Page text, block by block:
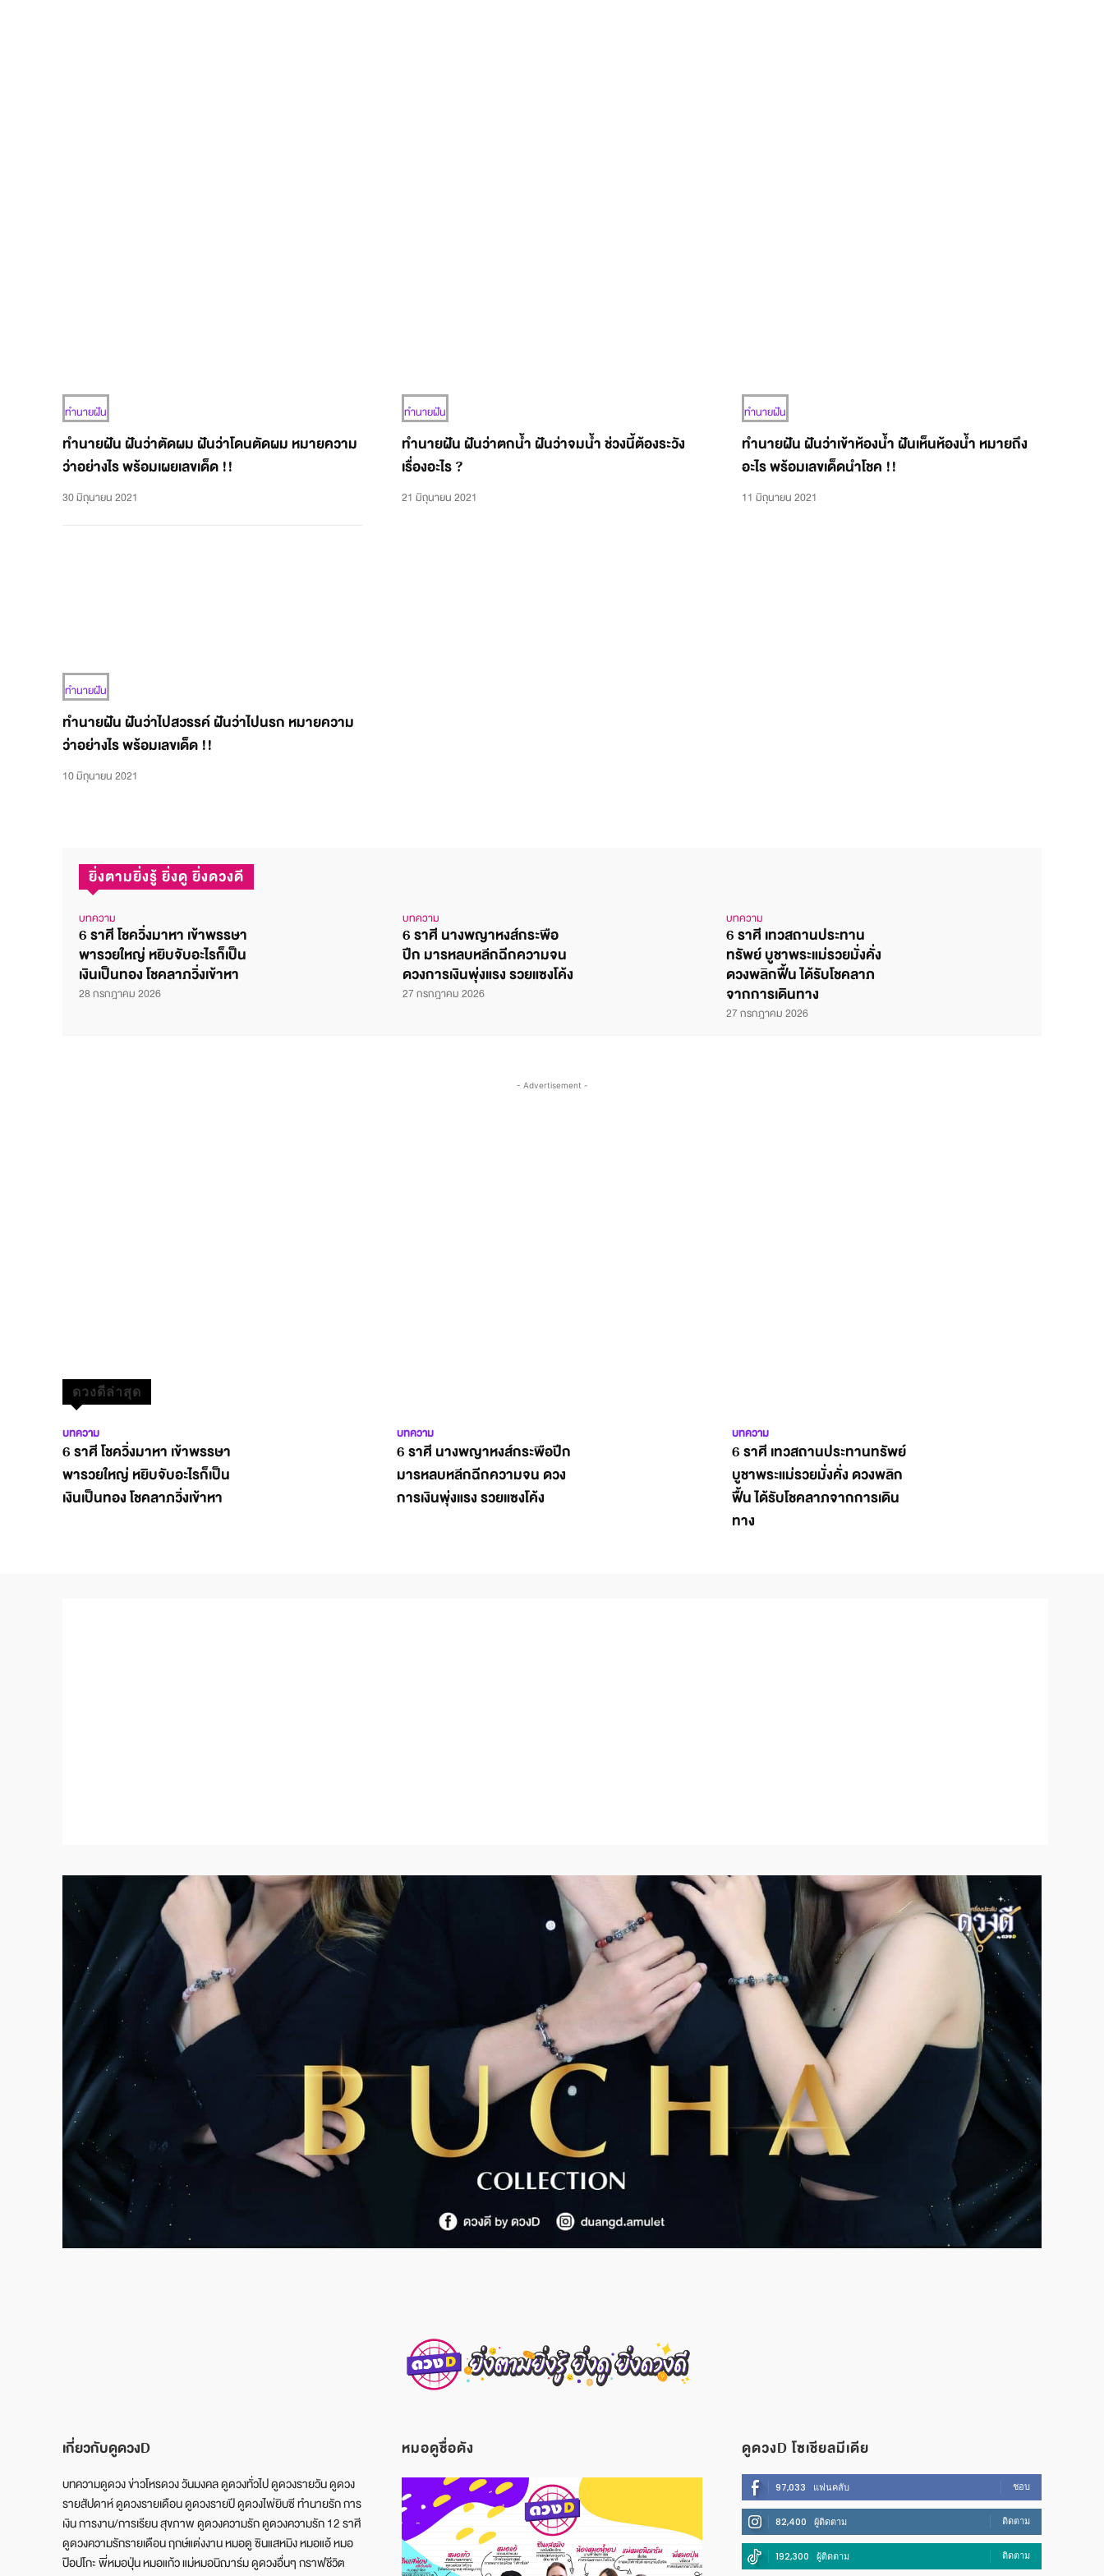
ทำนายฝัน
ทำนายฝัน ฝันว่าตัดผม ฝันว่าโดนตัดผม หมายความ
ว่าอย่างไร พร้อมเผยเลขเด็ด !!
30 มิถุนายน 2021
ทำนายฝัน
ทำนายฝัน ฝันว่าตกน้ำ ฝันว่าจมน้ำ ช่วงนี้ต้องระวัง
เรื่องอะไร ?
21 มิถุนายน 2021
ทำนายฝัน
ทำนายฝัน ฝันว่าเข้าห้องน้ำ ฝันเห็นห้องน้ำ หมายถึง
อะไร พร้อมเลขเด็ดนำโชค !!
11 มิถุนายน 2021
ทำนายฝัน
ทำนายฝัน ฝันว่าไปสวรรค์ ฝันว่าไปนรก หมายความ
ว่าอย่างไร พร้อมเลขเด็ด !!
10 มิถุนายน 2021
ยิ่งตามยิ่งรู้ ยิ่งดู ยิ่งดวงดี
บทความ
6 ราศี โชควิ่งมาหา เข้าพรรษา
พารวยใหญ่ หยิบจับอะไรก็เป็น
เงินเป็นทอง โชคลาภวิ่งเข้าหา
28 กรกฎาคม 2026
บทความ
6 ราศี นางพญาหงส์กระพือ
ปีก มารหลบหลีกฉีกความจน
ดวงการเงินพุ่งแรง รวยแซงโค้ง
27 กรกฎาคม 2026
บทความ
6 ราศี เทวสถานประทาน
ทรัพย์ บูชาพระแม่รวยมั่งคั่ง
ดวงพลิกฟื้น ได้รับโชคลาภ
จากการเดินทาง
27 กรกฎาคม 2026
- Advertisement -
ดวงดีล่าสุด
บทความ
6 ราศี โชควิ่งมาหา เข้าพรรษา
พารวยใหญ่ หยิบจับอะไรก็เป็น
เงินเป็นทอง โชคลาภวิ่งเข้าหา
บทความ
6 ราศี นางพญาหงส์กระพือปีก
มารหลบหลีกฉีกความจน ดวง
การเงินพุ่งแรง รวยแซงโค้ง
บทความ
6 ราศี เทวสถานประทานทรัพย์
บูชาพระแม่รวยมั่งคั่ง ดวงพลิก
ฟื้น ได้รับโชคลาภจากการเดิน
ทาง
เกี่ยวกับดูดวงD
บทความดูดวง ข่าวโหรดวง วันมงคล ดูดวงทั่วไป ดูดวงรายวัน ดูดวง
รายสัปดาห์ ดูดวงรายเดือน ดูดวงรายปี ดูดวงไพ่ยิบซี ทำนายรัก การ
เงิน การงาน/การเรียน สุขภาพ ดูดวงความรัก ดูดวงความรัก 12 ราศี
ดูดวงความรักรายเดือน ฤกษ์แต่งงาน หมอดู ซินแสหมิง หมอแอ้ หมอ
ป๊อปโกะ พี่หมอปุ่น หมอแก้ว แม่หมอนิฌาร์ม ดูดวงอื่นๆ กราฟชีวิต
หมอดูชื่อดัง ดูดวงD โซเชียลมีเดีย
97,033 แฟนคลับ ชอบ
82,400 ผู้ติดตาม ติดตาม
192,300 ผู้ติดตาม ติดตาม